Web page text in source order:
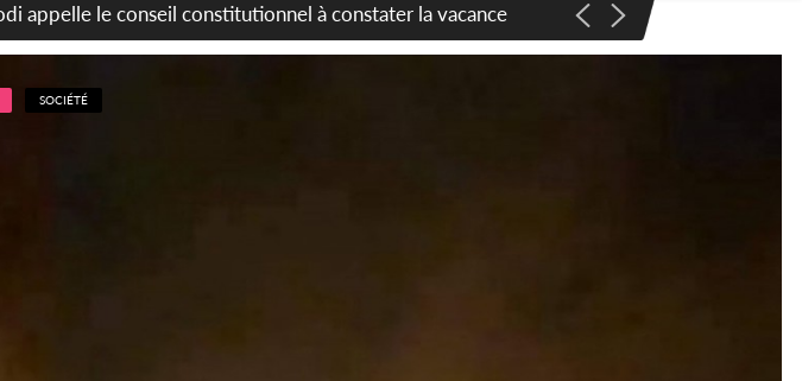
bannit les mouvements sauvages
SOCIÉTÉ